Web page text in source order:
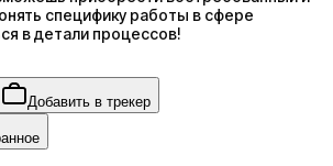
специфику работы в сфере
в детали процессов!
Добавить в трекер